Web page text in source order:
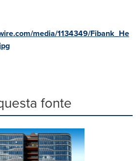
media/1134349/Fibank_He
fonte